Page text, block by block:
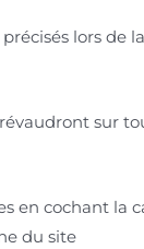
lors de
sur
en cochant la
du site